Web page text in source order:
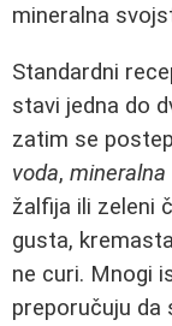
mineralna
Standardni
stavi jedna do
zatim se
voda, mineralna
žalfija ili zeleni
gusta,
ne curi. Mnogi
preporučuju da